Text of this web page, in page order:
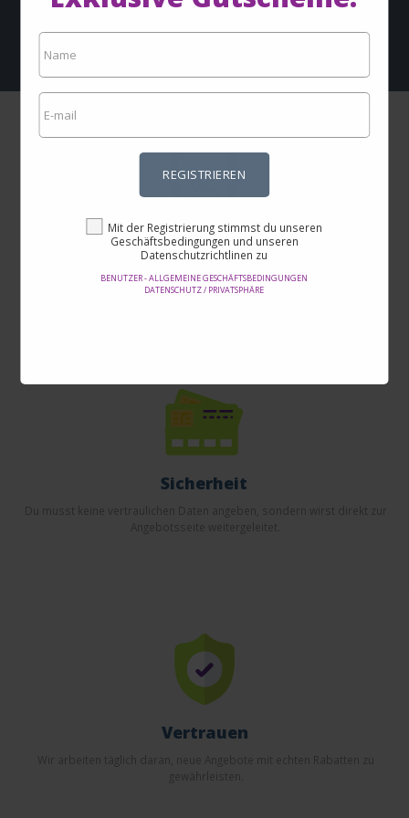
REGISTRIEREN
Mit der Registrierung stimmst du unseren
Geschäftsbedingungen und unseren
Datenschutzrichtlinen zu
BENUTZER - ALLGEMEINE GESCHÄFTSBEDINGUNGEN
DATENSCHUTZ / PRIVATSPHÄRE
Datenschutz / Privatsphäre
Unglaubliche Preise
Produkten.
Sicherheit
Du musst keine vertraulichen Daten angeben, sondern wirst direkt zur
Angebotsseite weitergeleitet.
Vertrauen